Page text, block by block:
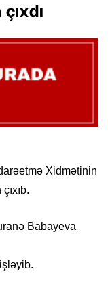
Xidmətinin
Babayeva